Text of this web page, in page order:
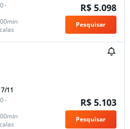
-
R$ 5.098
Pesquisar
11
-
R$ 5.103
Pesquisar